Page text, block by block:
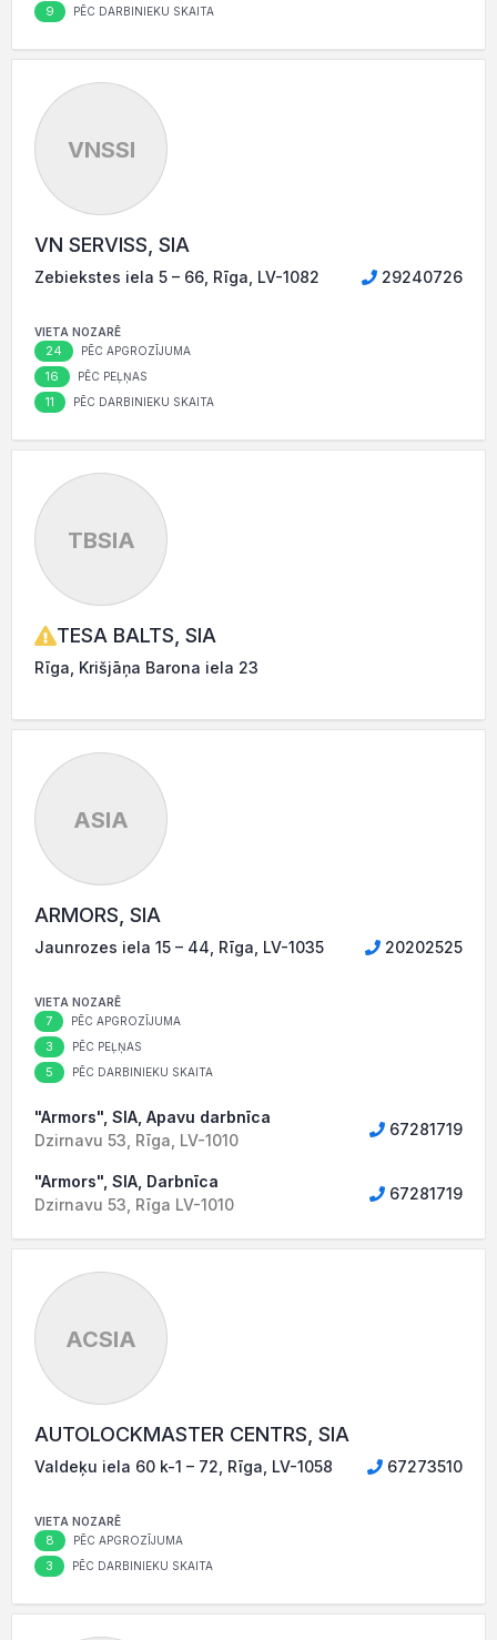
9 PĒC DARBINIEKU SKAITA
VNSSI
VN SERVISS, SIA
Zebiekstes iela 5 – 66, Rīga, LV-1082 29240726
VIETA NOZARĒ
24 PĒC APGROZĪJUMA
16 PĒC PEĻŅAS
11 PĒC DARBINIEKU SKAITA
TBSIA
TESA BALTS, SIA
Rīga, Krišjāņa Barona iela 23
ASIA
ARMORS, SIA
Jaunrozes iela 15 – 44, Rīga, LV-1035 20202525
VIETA NOZARĒ
7 PĒC APGROZĪJUMA
3 PĒC PEĻŅAS
5 PĒC DARBINIEKU SKAITA
"Armors", SIA, Apavu darbnīca
Dzirnavu 53, Rīga, LV-1010
67281719
"Armors", SIA, Darbnīca
Dzirnavu 53, Rīga LV-1010
67281719
ACSIA
AUTOLOCKMASTER CENTRS, SIA
Valdeķu iela 60 k-1 – 72, Rīga, LV-1058 67273510
VIETA NOZARĒ
8 PĒC APGROZĪJUMA
3 PĒC DARBINIEKU SKAITA